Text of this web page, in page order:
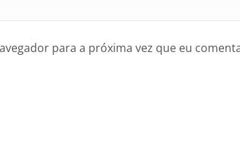
para a próxima vez que eu